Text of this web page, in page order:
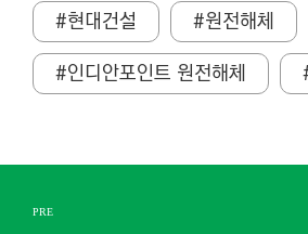
#현대건설
#원전해체
#인디안포인트 원전해체
PRE